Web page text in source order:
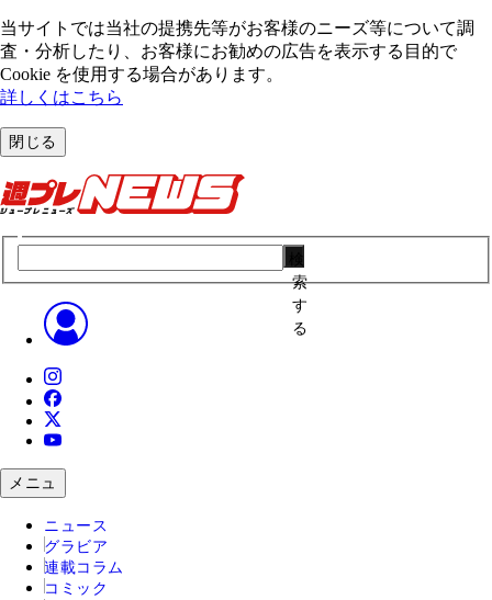
当サイトでは当社の提携先等がお客様のニーズ等について調
査・分析したり、お客様にお勧めの広告を表⽰する⽬的で
Cookie を使⽤する場合があります。
詳しくはこちら
閉じる
索
す
る
メニュ
ニュース
グラビア
連載コラム
コミック